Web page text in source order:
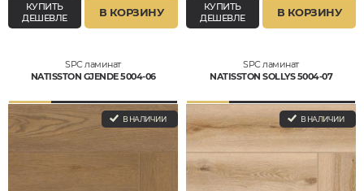
КУПИТЬ
ДЕШЕВЛЕ
В КОРЗИНУ
КУПИТЬ
ДЕШЕВЛЕ
В КОРЗИНУ
SPC ламинат
NATISSTON GJENDE 5004-06
В НАЛИЧИИ
SPC ламинат
NATISSTON SOLLYS 5004-07
В НАЛИЧИИ